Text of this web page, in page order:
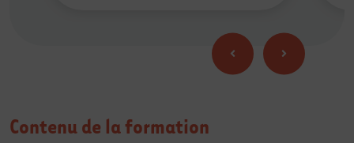
Contenu de la formation